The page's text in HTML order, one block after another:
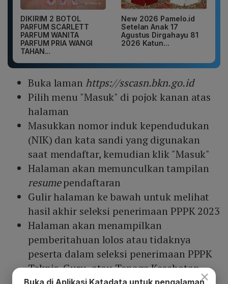
DIKIRIM 2 BOTOL
PARFUM SCARLETT
PARFUM WANITA
PARFUM PRIA WANGI
TAHAN...
New 2026 Pamelo.id
Setelan Anak 17
Agustus Dirgahayu 81
2026 Katun...
Buka laman https://sscasn.bkn.go.id
Pilih menu "Masuk" di pojok kanan atas
halaman
Masukkan nomor induk kependudukan
(NIK) dan kata sandi yang digunakan
saat mendaftar, kemudian klik "Masuk"
Halaman akan memunculkan tampilan
resumependaftaran
Gulir halaman ke bawah untuk melihat
hasil akhir seleksi penerimaan PPPK 2023
Halaman akan menampilkan
pemberitahuan lolos atau tidaknya
peserta dalam seleksi penerimaan PPPK
Teknis, Guru, atau Tenaga Kesehatan.×
Buka di Aplikasi Katadata untuk pengalaman